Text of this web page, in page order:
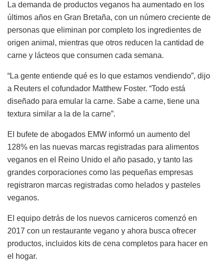
La demanda de productos veganos ha aumentado en los
últimos años en Gran Bretaña, con un número creciente de
personas que eliminan por completo los ingredientes de
origen animal, mientras que otros reducen la cantidad de
carne y lácteos que consumen cada semana.
“La gente entiende qué es lo que estamos vendiendo”, dijo
a Reuters el cofundador Matthew Foster. “Todo está
diseñado para emular la carne. Sabe a carne, tiene una
textura similar a la de la carne”.
El bufete de abogados EMW informó un aumento del
128% en las nuevas marcas registradas para alimentos
veganos en el Reino Unido el año pasado, y tanto las
grandes corporaciones como las pequeñas empresas
registraron marcas registradas como helados y pasteles
veganos.
El equipo detrás de los nuevos carniceros comenzó en
2017 con un restaurante vegano y ahora busca ofrecer
productos, incluidos kits de cena completos para hacer en
el hogar.